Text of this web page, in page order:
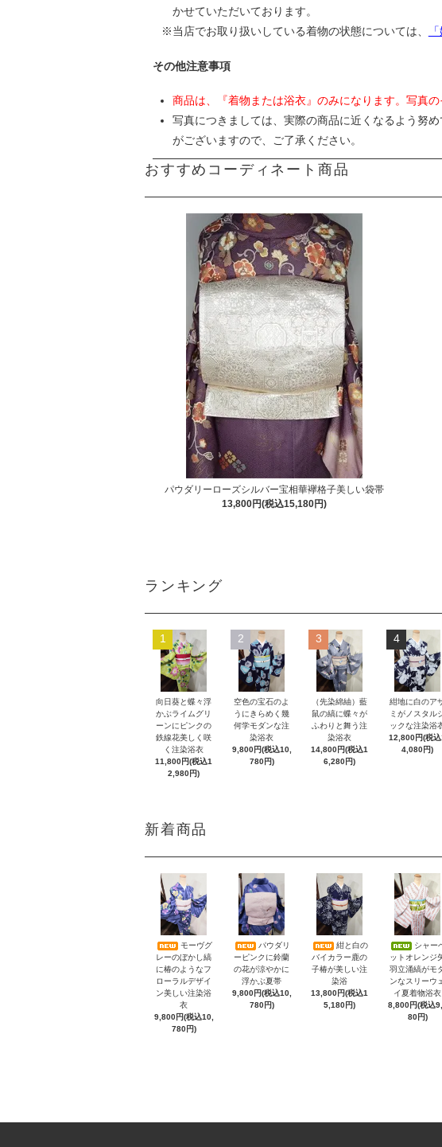
かせていただいております。
当店でお取り扱いしている着物の状態については、
その他注意事項
商品は、『着物または浴衣』のみになります。写真
写真につきましては、実際の商品に近くなるよう努
がございますので、ご了承ください。
おすすめコーディネート商品
パウダリーローズシルバー宝相華襷格子美しい袋帯
13,800円(税込15,180円)
ランキング
1
向日葵と蝶々浮
かぶライムグリ
ーンにピンクの
鉄線花美しく咲
く注染浴衣
11,800円(税込1
2,980円)
2
空色の宝石のよ
うにきらめく幾
何学モダンな注
染浴衣
9,800円(税込10,
780円)
3
（先染綿紬）藍
鼠の縞に蝶々が
ふわりと舞う注
染浴衣
14,800円(税込1
6,280円)
4
紺地に白のア
ミがノスタル
ックな注染浴
12,800円(税
4,080円)
新着商品
モーヴグ
レーのぼかし縞
に椿のようなフ
ローラルデザイ
ン美しい注染浴
衣
9,800円(税込10,
780円)
パウダリ
ーピンクに鈴蘭
の花が涼やかに
浮かぶ夏帯
9,800円(税込10,
780円)
紺と白の
バイカラー鹿の
子椿が美しい注
染浴
13,800円(税込1
5,180円)
シャー
ットオレンジ
羽立涌縞がモ
ンなスリーウ
イ夏着物浴衣
8,800円(税込
80円)